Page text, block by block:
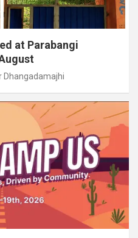
at Parabangi
Dhangadamajhi